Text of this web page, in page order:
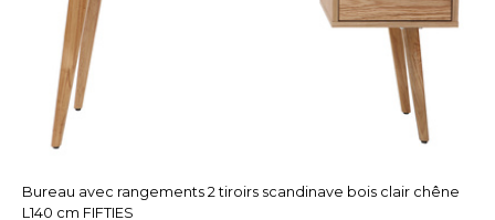
Bureau avec rangements 2 tiroirs scandinave bois clair chêne
L140 cm FIFTIES